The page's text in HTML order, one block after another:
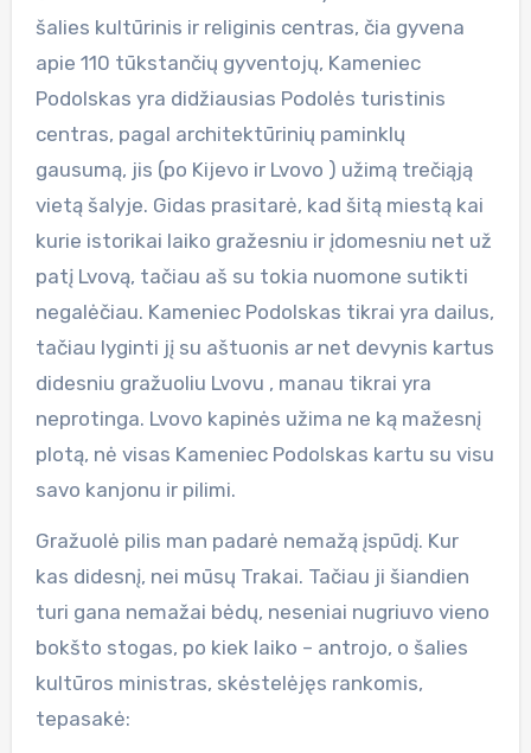
šalies kultūrinis ir religinis centras, čia gyvena
apie 110 tūkstančių gyventojų, Kameniec
Podolskas yra didžiausias Podolės turistinis
centras, pagal architektūrinių paminklų
gausumą, jis (po Kijevo ir Lvovo ) užimą trečiąją
vietą šalyje. Gidas prasitarė, kad šitą miestą kai
kurie istorikai laiko gražesniu ir įdomesniu net už
patį Lvovą, tačiau aš su tokia nuomone sutikti
negalėčiau. Kameniec Podolskas tikrai yra dailus,
tačiau lyginti jį su aštuonis ar net devynis kartus
didesniu gražuoliu Lvovu , manau tikrai yra
neprotinga. Lvovo kapinės užima ne ką mažesnį
plotą, nė visas Kameniec Podolskas kartu su visu
savo kanjonu ir pilimi.
Gražuolė pilis man padarė nemažą įspūdį. Kur
kas didesnį, nei mūsų Trakai. Tačiau ji šiandien
turi gana nemažai bėdų, neseniai nugriuvo vieno
bokšto stogas, po kiek laiko – antrojo, o šalies
kultūros ministras, skėstelėjęs rankomis,
tepasakė: